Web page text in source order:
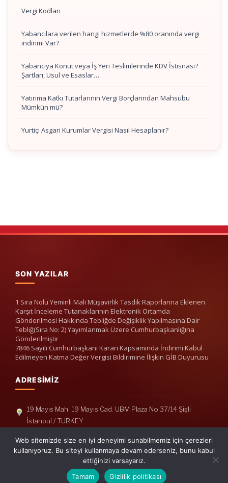
Vergi Kodları
Yabancılara verilen hangi hizmetlerde %80 oranında vergi
indirimi Var?
Yabancıya Konut veya İş Yeri Teslimlerinde KDV İstisnası?
Şartları, Usul ve Esaslar…
Yatırıma Katkı Tutarlarının Vergi Borçlarından Mahsubu
Mümkün mü?
Yurtiçi Asgari Kurumlar Vergisi Nasıl Hesaplanır?
SON YAZILAR
1 Sıra Nolu Yeminli Mali Müşavirlik Tasdik Raporlarına Eklenen
Karşıt İnceleme Tutanaklarının Elektronik Ortamda
Gönderilmesi Hakkında Tebliğde Değişiklik Yapılmasına Dair
Tebliğ(Sıra No: 2) Yayımlanmak Üzere Cumhurbaşkanlığına
Gönderilmiştir
7846 Sayılı Cumhurbaşkanı Kararı Kapsamında İndirimi Kabul
Edilmeyen Katma Değer Vergisi Bildirimine İlişkin GİB Duyurusu
ADRESIMIZ
19 Mayıs Mah. 19 Mayıs Cad. UBM Plaza No:37/14 Şişli
İstanbul / TURKEY
Telefon: +90(212) 240 33 39
Telefon: +90(212) 248 19 36
info@erisymm.com
Web sitemizde size en iyi deneyimi sunabilmemiz için çerezleri
kullanıyoruz. Bu siteyi kullanmaya devam ederseniz, bunu kabul
ettiğinizi varsayarız.
Tamam
Gizlilik politikası